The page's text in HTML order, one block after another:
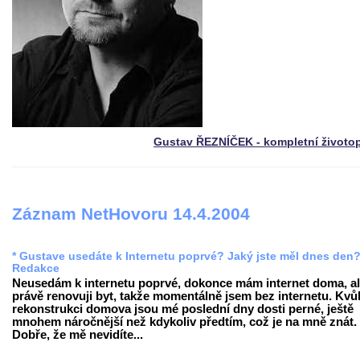
Gustav ŘEZNÍČEK - kompletní
Záznam NetHovoru 14.4.2004
* Gustave usedáte k Internetu poprvé? Jaký jste měl dnes den?
Redakce
Neusedám k internetu poprvé, dokonce mám internet doma,
právě renovuji byt, takže momentálně jsem bez internetu.
rekonstrukci domova jsou mé poslední dny dosti perné, ještě
mnohem náročnější než kdykoliv předtím, což je na mně znát.
Dobře, že mě nevidíte...